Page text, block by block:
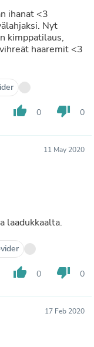
ihanat <3
Nyt
kimppatilaus,
haaremit <3
thumb_up 0 thumb_down 0
11 May 2020
laadukkaalta.
thumb_up 0 thumb_down 0
17 Feb 2020